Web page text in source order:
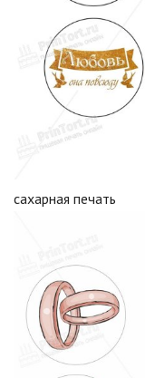
сахарная печать